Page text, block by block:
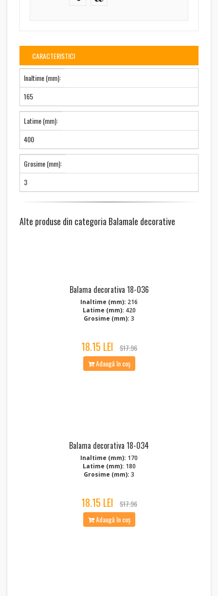
CARACTERISTICI
Inaltime (mm):
165
Latime (mm):
400
Grosime (mm):
3
Alte produse din categoria Balamale decorative
Balama decorativa 18-036
Inaltime (mm): 216
Latime (mm): 420
Grosime (mm): 3
18.15 LEI
$17.96
Adaugă în coș
Balama decorativa 18-034
Inaltime (mm): 170
Latime (mm): 180
Grosime (mm): 3
18.15 LEI
$17.96
Adaugă în coș